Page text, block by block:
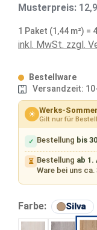
Musterpreis:
1 Paket (1,44 m²) =
inkl. MwSt. zzgl.
Bestellware
Versandzeit:
☀ Werks-
Gilt nur für
✓ Bestellung bis
⏳ Bestellung ab 1.
Ware bei uns ca.
Farbe: Silva